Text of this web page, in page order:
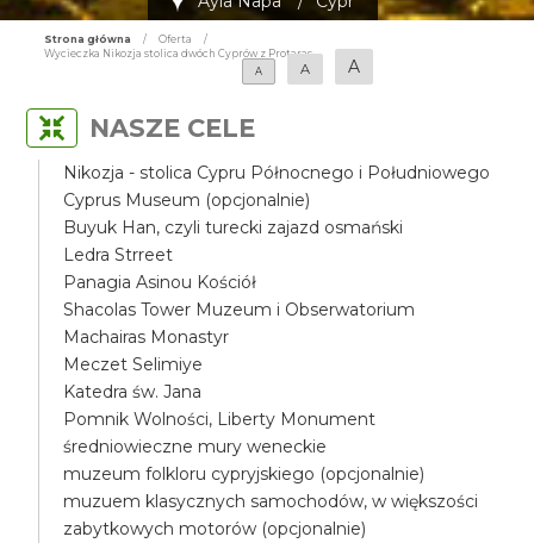
Strona główna / Oferta
/
Wycieczka Nikozja stolica dwóch Cyprów z Protaras
A
A A
NASZE CELE
Nikozja - stolica Cypru Północnego i Południowego
Cyprus Museum (opcjonalnie)
Buyuk Han, czyli turecki zajazd osmański
Ledra Strreet
Panagia Asinou Kościół
Shacolas Tower Muzeum i Obserwatorium
Machairas Monastyr
Meczet Selimiye
Katedra św. Jana
Pomnik Wolności, Liberty Monument
średniowieczne mury weneckie
muzeum folkloru cypryjskiego (opcjonalnie)
muzuem klasycznych samochodów, w większości
zabytkowych motorów (opcjonalnie)